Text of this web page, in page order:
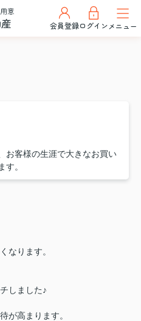
意
会員登録ログインメニュー
お客様の生涯で大きなお買い
す。
なります。
しました♪
が高まります。